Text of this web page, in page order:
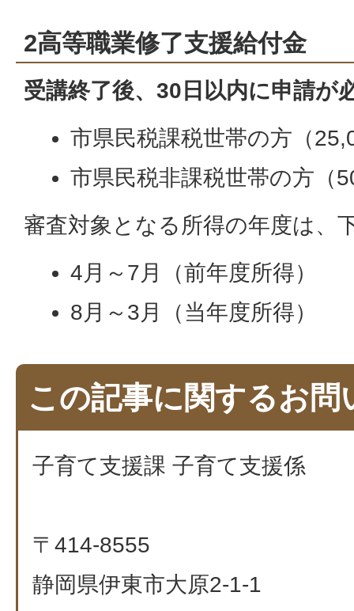
2高等職業修了支援給付金
受講終了後、30日以内に申請が
市県民税課税世帯の方（
市県民税非課税世帯の方（
審査対象となる所得の年度は、
4月～7月（前年度所得）
8月～3月（当年度所得）
この記事に関するお問
子育て支援課 子育て支援係
〒414-8555
静岡県伊東市大原2-1-1